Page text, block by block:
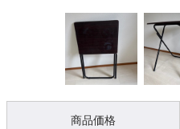
商品価格